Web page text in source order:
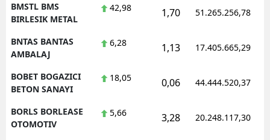
BMSTL BMS
BIRLESIK METAL
42,98 1,70 51.265.256,78
BNTAS BANTAS
AMBALAJ
6,28 1,13 17.405.665,29
BOBET BOGAZICI
BETON SANAYI
18,05 0,06 44.444.520,37
BORLS BORLEASE
OTOMOTIV
5,66 3,28 20.248.117,30